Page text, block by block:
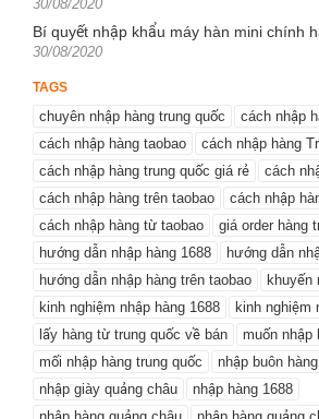
30/08/2020
Bí quyết nhập khẩu máy hàn mini chính
Posted
30/08/2020
TAGS
chuyên nhập hàng trung quốc
cách nhập
cách nhập hàng taobao
cách nhập hàng
cách nhập hàng trung quốc giá rẻ
cách
cách nhập hàng trên taobao
cách nhập
cách nhập hàng từ taobao
giá order hàng
hướng dẫn nhập hàng 1688
hướng dẫn
hướng dẫn nhập hàng trên taobao
khuyến
kinh nghiệm nhập hàng 1688
kinh nghiệm
lấy hàng từ trung quốc về bán
muốn nhập
mối nhập hàng trung quốc
nhập buôn
nhập giày quảng châu
nhập hàng 1688